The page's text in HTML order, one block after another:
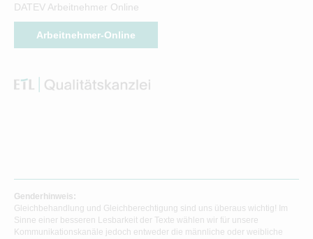
DATEV Arbeitnehmer Online
Arbeitnehmer-Online
Genderhinweis:
Gleichbehandlung und Gleichberechtigung sind uns überaus wichtig! Im
Sinne einer besseren Lesbarkeit der Texte wählen wir für unsere
Kommunikationskanäle jedoch entweder die männliche oder weibliche